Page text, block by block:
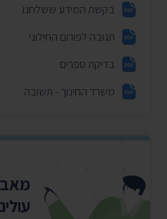
בקשת המידע ששלחנו
תגובה לפורום החילוני
בדיקת ספרים
משרד החינוך - תשובה